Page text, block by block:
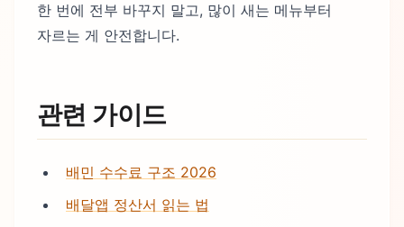
한 번에 전부 바꾸지 말고, 많이 새는 메뉴부터
자르는 게 안전합니다.
관련 가이드
배민 수수료 구조 2026
배달앱 정산서 읽는 법